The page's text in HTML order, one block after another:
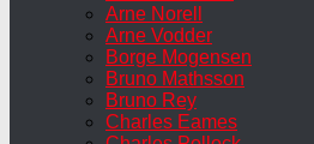
Arne Norell
Arne Vodder
Borge Mogensen
Bruno Mathsson
Bruno Rey
Charles Eames